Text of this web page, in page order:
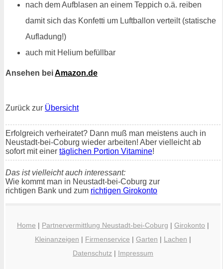
nach dem Aufblasen an einem Teppich o.ä. reiben
damit sich das Konfetti um Luftballon verteilt (statische
Aufladung!)
auch mit Helium befüllbar
Ansehen beiAmazon.de
Zurück zur Übersicht
Erfolgreich verheiratet? Dann muß man meistens auch in
Neustadt-bei-Coburg wieder arbeiten! Aber vielleicht ab
sofort mit einer täglichen Portion Vitamine!
Das ist vielleicht auch interessant:
Wie kommt man in Neustadt-bei-Coburg zur
richtigen Bank und zum richtigen Girokonto
Home | Partnervermittlung Neustadt-bei-Coburg | Girokonto |
Kleinanzeigen | Firmenservice | Garten | Lachen |
Datenschutz | Impressum